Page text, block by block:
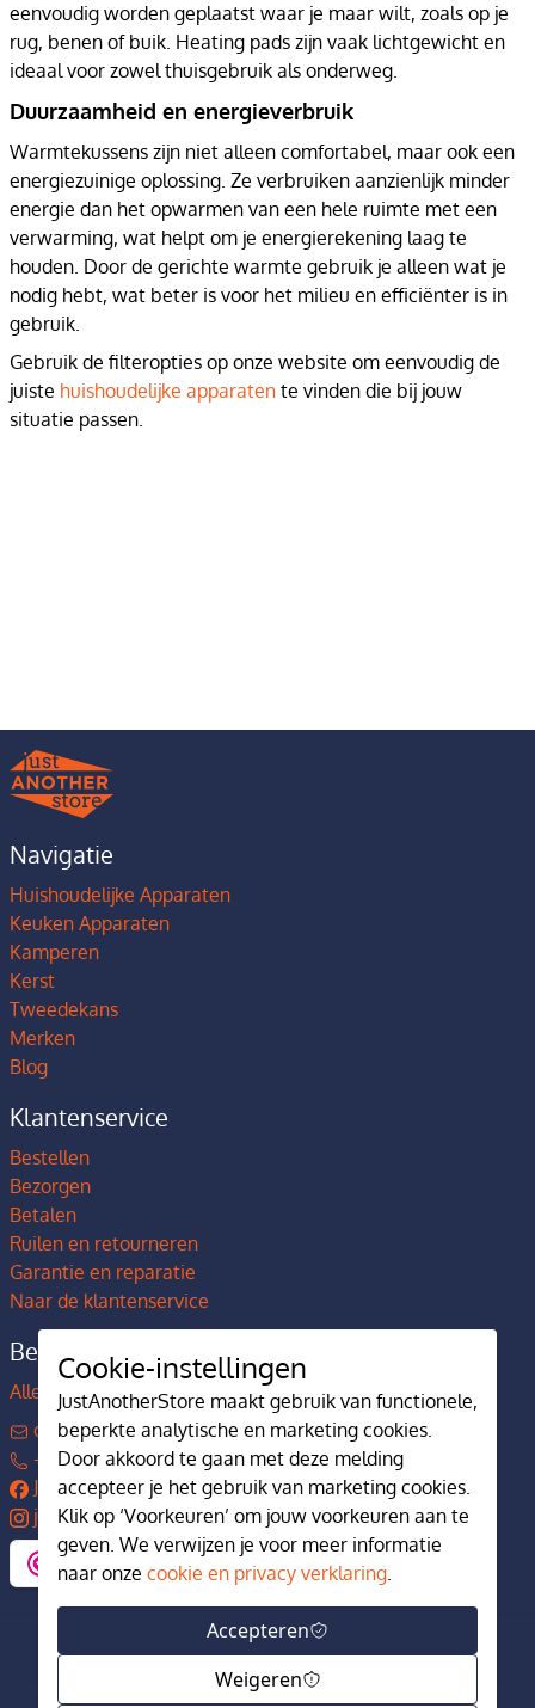
eenvoudig worden geplaatst waar je maar wilt, zoals op je
rug, benen of buik. Heating pads zijn vaak lichtgewicht en
ideaal voor zowel thuisgebruik als onderweg.
Duurzaamheid en energieverbruik
Warmtekussens zijn niet alleen comfortabel, maar ook een
energiezuinige oplossing. Ze verbruiken aanzienlijk minder
energie dan het opwarmen van een hele ruimte met een
verwarming, wat helpt om je energierekening laag te
houden. Door de gerichte warmte gebruik je alleen wat je
nodig hebt, wat beter is voor het milieu en efficiënter is in
gebruik.
Gebruik de filteropties op onze website om eenvoudig de
juiste huishoudelijke apparaten te vinden die bij jouw
situatie passen.
Navigatie
Huishoudelijke Apparaten
Keuken Apparaten
Kamperen
Kerst
Tweedekans
Merken
Blog
Klantenservice
Bestellen
Bezorgen
Betalen
Ruilen en retourneren
Garantie en reparatie
Naar de klantenservice
Bedrijfsgegevens
Alles over JustAnotherStore
contact@justanotherstore.nl
+31 73 644 7405
JustAnotherStore
justanotherstore.nl
Cookie-instellingen
JustAnotherStore maakt gebruik van functionele,
beperkte analytische en marketing cookies.
Door akkoord te gaan met deze melding
accepteer je het gebruik van marketing cookies.
Klik op ‘Voorkeuren’ om jouw voorkeuren aan te
geven. We verwijzen je voor meer informatie
naar onze cookie en privacy verklaring.
Accepteren
Weigeren